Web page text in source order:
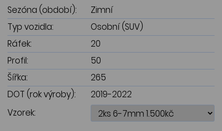
Sezóna (období):
Zimní
Typ vozidla:
Osobní (SUV)
Ráfek:
20
Profil:
50
Šířka:
265
DOT (rok výroby):
2019-2022
Vzorek: